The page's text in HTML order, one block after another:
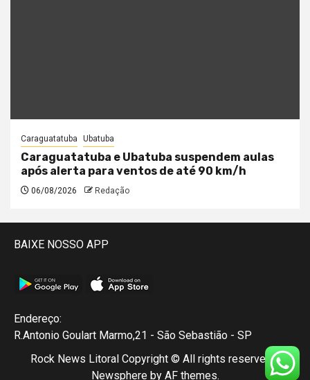
Caraguatatuba Ubatuba
Caraguatatuba e Ubatuba suspendem aulas
após alerta para ventos de até 90 km/h
06/08/2026 Redação
BAIXE NOSSO APP
Endereço:
R.Antonio Goulart Marmo,21 - São Sebastião - SP
Rock News Litoral Copyright © All rights reserved.|
Newsphereby AF themes.